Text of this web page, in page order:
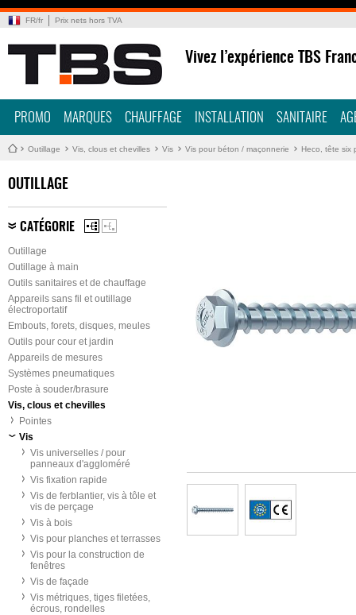
FR/fr Prix nets hors TVA
Vivez l’expérience TBS
PROMO MARQUES CHAUFFAGE INSTALLATION SANITAIRE
Outillage Vis, clous et chevilles Vis Vis pour béton / maçonnerie Heco, tête six
OUTILLAGE
CATÉGORIE
Outillage
Outillage à main
Outils sanitaires et de chauffage
Appareils sans fil et outillage
électroportatif
Embouts, forets, disques, meules
Outils pour cour et jardin
Appareils de mesures
Systèmes pneumatiques
Poste à souder/brasure
Vis, clous et chevilles
Pointes
Vis
Vis universelles / pour
panneaux d'aggloméré
Vis fixation rapide
Vis de ferblantier, vis à tôle et
vis de perçage
Vis à bois
Vis pour planches et terrasses
Vis pour la construction de
fenêtres
Vis de façade
Vis métriques, tiges filetées,
écrous, rondelles